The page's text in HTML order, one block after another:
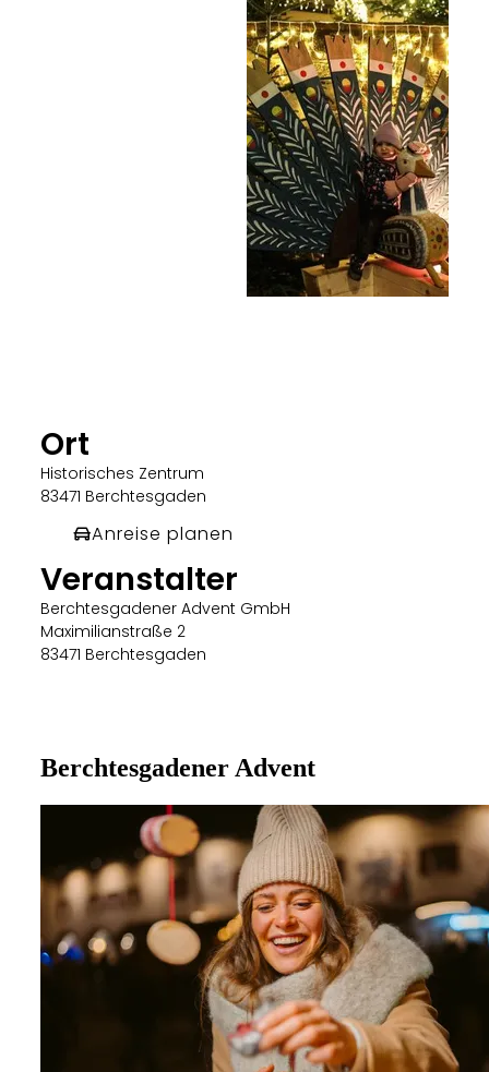
Ort
Historisches Zentrum
83471 Berchtesgaden
Anreise planen
Veranstalter
Berchtesgadener Advent GmbH
Maximilianstraße 2
83471 Berchtesgaden
Berchtesgadener Advent